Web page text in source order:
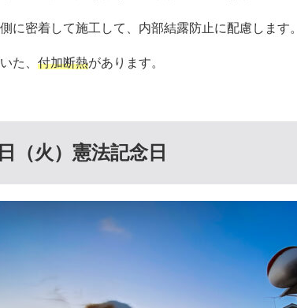
密着して施工して、内部結露防止に配慮します。
た、 付加断熱があります。
（火）憲法記念日